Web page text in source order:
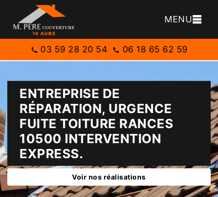
MENU
03 59 28 20 54 06 18 65 62 59
ENTREPRISE DE
RÉPARATION, URGENCE
FUITE TOITURE RANCES
10500 INTERVENTION
EXPRESS.
Voir nos réalisations